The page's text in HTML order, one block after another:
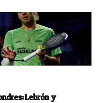
Lebrón y